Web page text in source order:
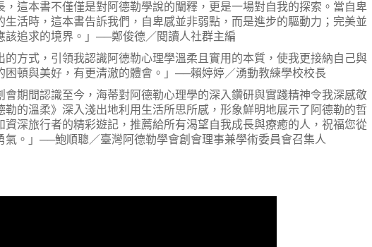
本書不僅僅是對阿德勒學說的闡釋，更是一場對自我的探索。當自卑
生活時，這本書告訴我們，自卑感並非弱點，而是進步的驅動力；完美並
該追求的境界。」──鄭俊德／閱讀人社群主編
式，引領我認識阿德勒心理學溫柔且實用的本質，使我更接納自己與
困頓與美好，有更清澈的體會。」──賴婷婷／湧動教練學校校長
間認識至今，海蒂對阿德勒心理學的深入鑽研與實踐精神令我深感敬
勒的溫柔》深入淺出地利用生活所思所感，形象鮮明地展示了阿德勒的哲
資深旅行者的精彩遊記，推薦給所有渴望自我成長與療癒的人，祝福您從
氣。」──鮑順聰／臺灣阿德勒學會創會理事兼學術委員會召集人